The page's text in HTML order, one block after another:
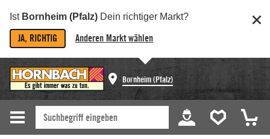
Ist Bornheim (Pfalz) Dein richtiger Markt?
JA, RICHTIG Anderen Markt wählen
Bornheim (Pfalz)